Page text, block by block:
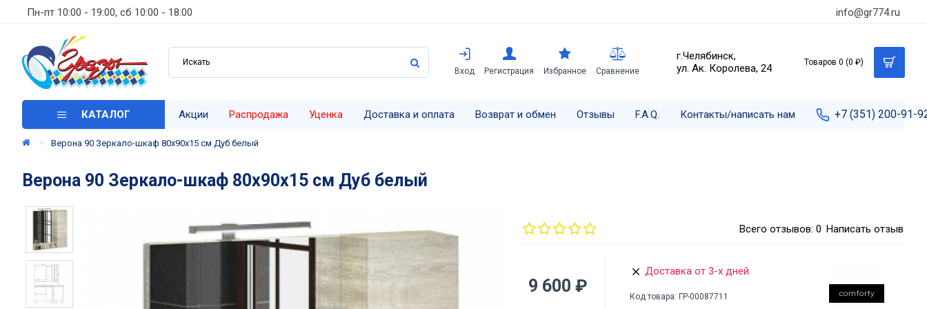
Пн-пт 10:00 - 19:00, сб 10:00 - 18:00 info@gr774.ru
Вход Регистрация Избранное Сравнение
г.Челябинск,
ул. Ак. Королева, 24
Товаров 0 (0 ₽)
КАТАЛОГ Акции Распродажа Уценка Доставка и оплата Возврат и обмен Отзывы F.A.Q. Контакты/написать нам +7 (351) 200-91-
Верона 90 Зеркало-шкаф 80х90х15 см Дуб белый
Верона 90 Зеркало-шкаф 80х90х15 см Дуб белый
Всего отзывов: 0 Написать отзыв
9 600 ₽
Доставка от 3-х дней
Код товара: ГР-00087711